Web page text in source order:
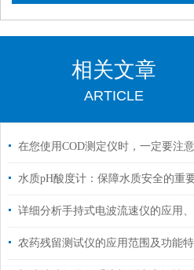
相关文章
ARTICLE